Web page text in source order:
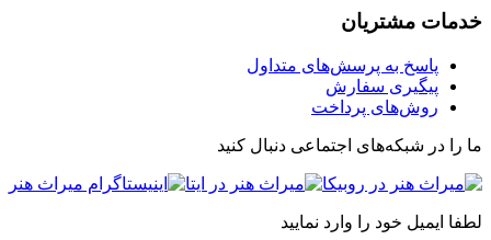
خدمات مشتریان
پاسخ به پرسش‌های متداول
پیگیری سفارش
روش‌های پرداخت
ما را در شبکه‌های اجتماعی دنبال کنید
لطفا ایمیل خود را وارد نمایید